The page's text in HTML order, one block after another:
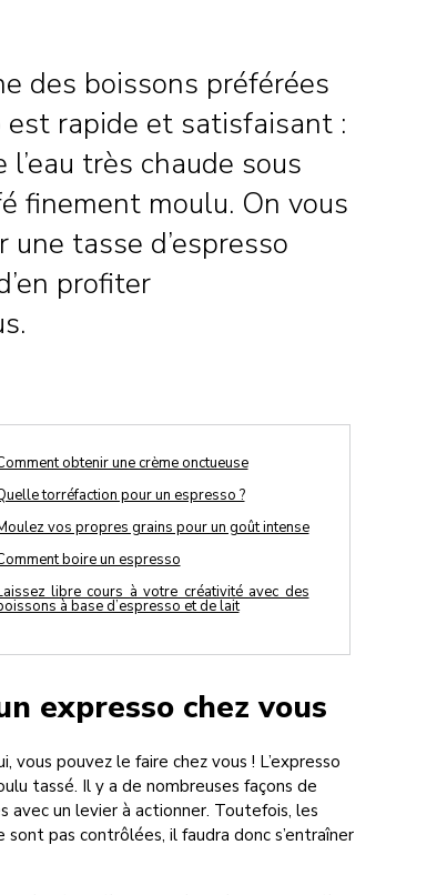
des boissons préférées
est rapide et satisfaisant :
très chaude sous
finement moulu. On vous
tasse d’espresso
profiter
obtenir une crème onctueuse
torréfaction pour un espresso ?
vos propres grains pour un goût intense
boire un espresso
libre cours à votre créativité avec des
à base d’espresso et de lait
expresso chez vous
pouvez le faire chez vous ! L’expresso
tassé. Il y a de nombreuses façons de
avec un levier à actionner. Toutefois, les
pas contrôlées, il faudra donc s’entraîner